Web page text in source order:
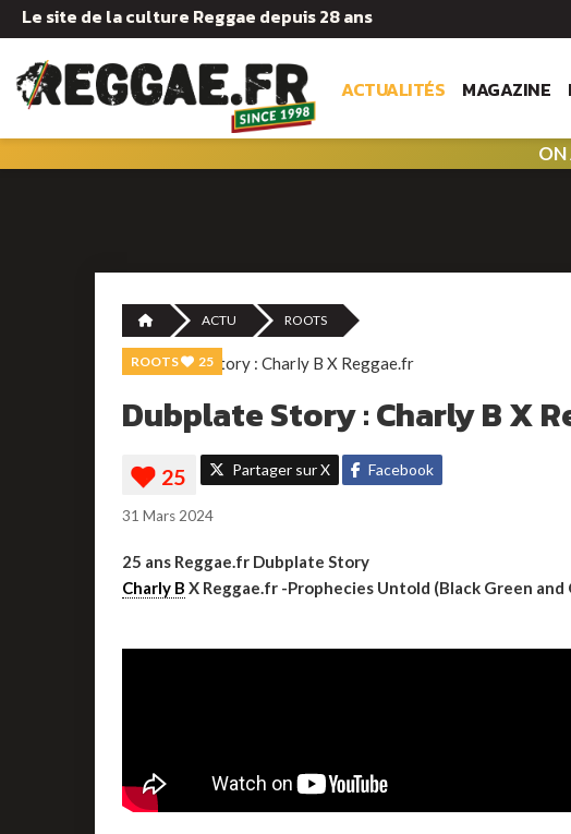
Le site de la culture Reggae depuis 28 ans
ACTUALITÉS MAGAZINE
ON
ACTU ROOTS
ROOTS 25
Dubplate Story : Charly B X
Partager sur X Facebook
31 Mars 2024
25 ans Reggae.fr Dubplate Story
Charly B X Reggae.fr -Prophecies Untold (Black Green and